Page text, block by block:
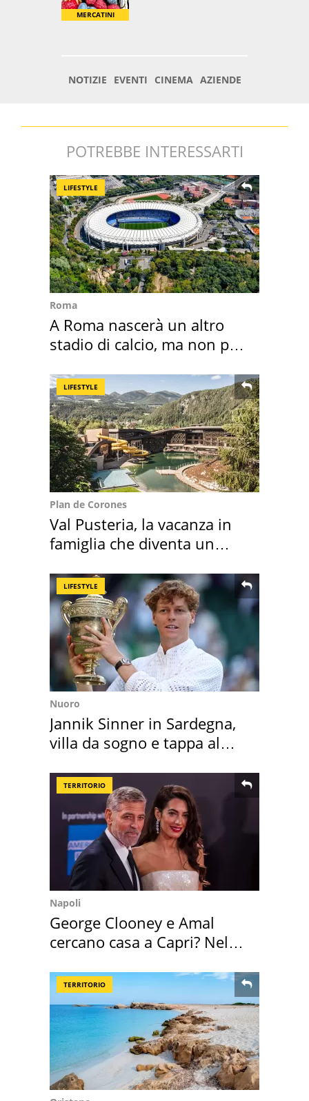
POTREBBE INTERESSARTI
LIFESTYLE
Roma
A Roma nascerà un altro
stadio di calcio, ma non per
LIFESTYLE
Plan de Corones
Val Pusteria, la vacanza in
famiglia che diventa un
LIFESTYLE
Nuoro
Jannik Sinner in Sardegna,
villa da sogno e tappa al
TERRITORIO
Napoli
George Clooney e Amal
cercano casa a Capri? Nel
TERRITORIO